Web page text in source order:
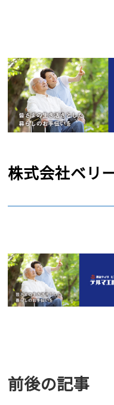
株式会社ベリ
前後の記事